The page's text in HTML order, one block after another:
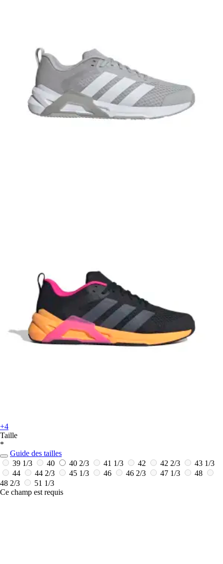
+4
Taille
*
Guide des tailles
39 1/3
40 40 2/3 41 1/3 42 42 2/3
43 1/3
44
44 2/3 45 1/3 46 46 2/3 47 1/3
48
48 2/3
51 1/3
Ce champ est requis